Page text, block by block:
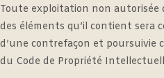
Toute exploitation non autorisée
des éléments qu’il contient sera
d’une contrefaçon et poursuivie
du Code de Propriété